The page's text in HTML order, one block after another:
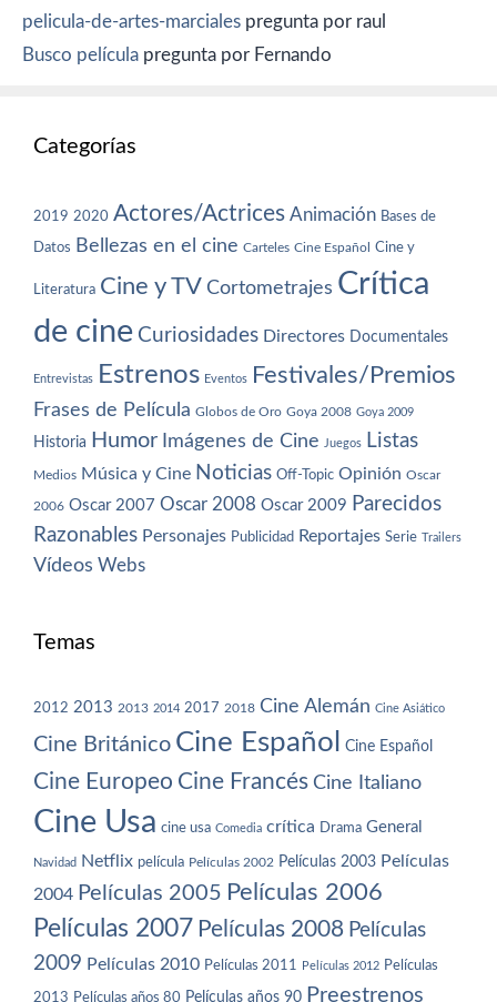
pelicula-de-artes-marciales pregunta por raul
Busco película pregunta por Fernando
Categorías
2019 2020 Actores/Actrices Animación Bases de
Datos Bellezas en el cine Carteles Cine Español Cine y
Literatura Cine y TV Cortometrajes Crítica
de cine Curiosidades Directores Documentales
Entrevistas Estrenos Eventos Festivales/Premios
Frases de Película Globos de Oro Goya 2008 Goya 2009
Historia Humor Imágenes de Cine Juegos Listas
Medios Música y Cine Noticias Off-Topic Opinión Oscar
2006 Oscar 2007 Oscar 2008 Oscar 2009 Parecidos
Razonables Personajes Publicidad Reportajes Serie Trailers
Vídeos Webs
Temas
2012 2013 2013 2014 2017 2018 Cine Alemán Cine Asiático
Cine Británico Cine Español Cine Español
Cine Europeo Cine Francés Cine Italiano
Cine Usa cine usa Comedia crítica Drama General
Navidad Netflix película Películas 2002 Películas 2003 Películas
2004 Películas 2005 Películas 2006
Películas 2007 Películas 2008 Películas
2009 Películas 2010 Películas 2011 Películas 2012 Películas
2013 Películas años 80 Películas años 90 Preestrenos